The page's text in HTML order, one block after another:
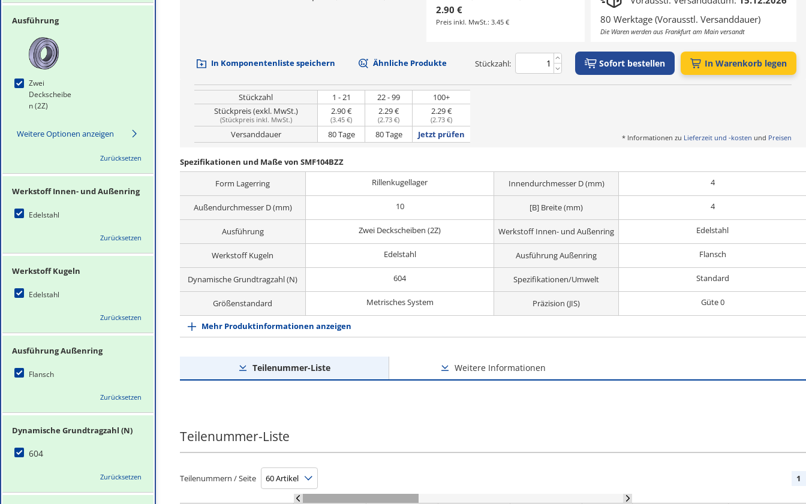
Ausführung
Zwei
Deckscheibe
n (2Z)
Weitere Optionen anzeigen
Zurücksetzen
Werkstoff Innen- und Außenring
Edelstahl
Zurücksetzen
Werkstoff Kugeln
Edelstahl
Zurücksetzen
Ausführung Außenring
Flansch
Zurücksetzen
Dynamische Grundtragzahl (N)
604
Zurücksetzen
2.90 €
Preis inkl. MwSt.: 3.45 €
80 Werktage (Vorausstl. Versanddauer)
Die Waren werden aus Frankfurt am Main versandt
In Komponentenliste speichern Ähnliche Produkte Stückzahl: Sofort bestellen In Warenkorb legen
Stückzahl 1 - 21 22 - 99
100+
Stückpreis (exkl. MwSt.)
(Stückpreis inkl. MwSt.)
2.90 €
(3.45 €)
2.29 €
(2.73 €)
2.29 €
(2.73 €)
Versanddauer 80 Tage 80 Tage Jetzt prüfen * Informationen zu Lieferzeit und -kosten und Preisen
Spezifikationen und Maße von SMF104BZZ
Form Lagerring
Rillenkugellager Innendurchmesser D (mm) 4
Außendurchmesser D (mm) 10 [B] Breite (mm) 4
Ausführung Zwei Deckscheiben (2Z) Werkstoff Innen- und Außenring Edelstahl
Werkstoff Kugeln Edelstahl Ausführung Außenring Flansch
Dynamische Grundtragzahl (N) 604 Spezifikationen/Umwelt Standard
Größenstandard Metrisches System Präzision (JIS) Güte 0
Mehr Produktinformationen anzeigen
Teilenummer-Liste Weitere Informationen
Teilenummer-Liste
Teilenummern / Seite 1